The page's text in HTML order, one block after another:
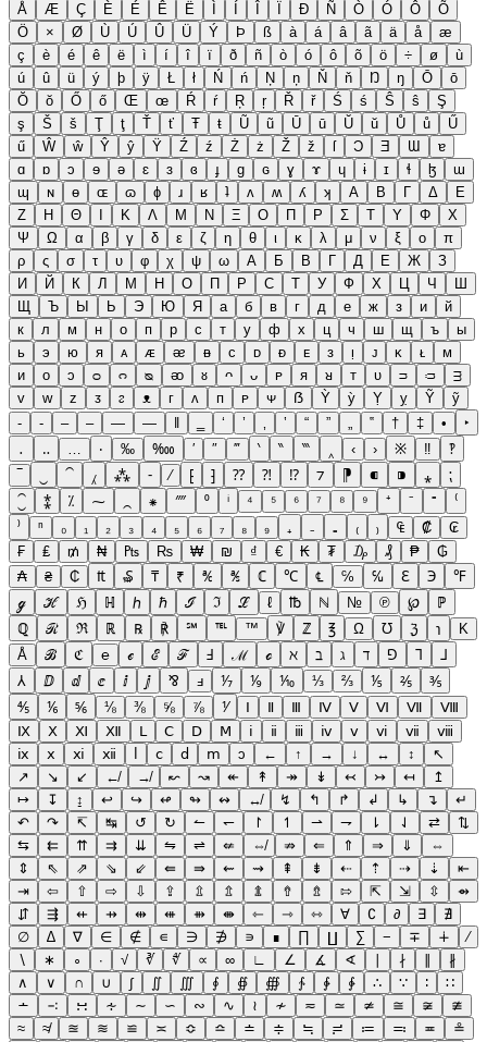
Å
Æ Ç È É Ê Ë Ð Ñ Ò Ó Ô
Õ
Ö
× Ø Ù Ú Û Ü Ý Þ ß à á â ã ä å
æ
ç
è é ê ë ì í î ï ð ñ ò ó ô õ ö ÷ ø
ù
ú
û ü ý þ ÿ Ł ł Ń ń Ņ ņ Ň ň Ŋ ŋ Ō
ō
Ŏ
ŏ Ő ő Œ œ Ŕ ŕ Ŗ ŗ Ř ř Ś ś Ŝ ŝ
Ş
ş
Š š Ţ ţ Ť ť Ŧ ŧ Ũ ũ Ū ū Ŭ ŭ Ů ů
Ű
ű
Ŵ ŵ Ŷ ŷ Ÿ Ź ź Ż ż Ž ž ſ Ɔ Ǝ Ɯ
ɐ
ɑ
ɒ ɔ ɘ ə ɛ ɜ ɞ ɟ ɡ ɢ ɣ ɤ ɥ ɨ ɪ ɬ ɮ
ɯ
ɰ
ɴ ɵ ɶ ɷ ɸ ɹ ʁ ʇ ʌ ʍ ʎ ʞ Α Β Γ Δ
Ε
Ζ
Η Θ Κ Λ Μ Ν Ξ Ο Π Ρ Σ Τ Υ Φ
Χ
Ψ
Ω α β γ δ ε ζ η θ ι κ λ μ ν ξ ο
π
ρ
ς σ τ υ φ χ ψ ω А Б В Г Д Е Ж
З
И
Й К Л М Н О П Р С Т У Ф Х Ц Ч
Ш
Щ
Ъ Ы Ь Э Ю Я а б в г д е ж з и
й
к
л м н о п р с т у ф х ц ч ш щ ъ
ы
ь
э ю я ᴀ ᴁ ᴂ ᴃ ᴄ ᴅ ᴆ ᴇ ᴈ ᴉ ᴊ ᴋ ᴌ
ᴍ
ᴎ
ᴏ ᴐ ᴑ ᴒ ᴓ ᴔ ᴕ ᴖ ᴗ ᴘ ᴙ ᴚ ᴛ ᴜ ᴝ ᴞ
ᴟ
ᴠ
ᴡ ᴢ ᴣ ᴤ ᴥ ᴦ ᴧ ᴨ ᴩ ᴪ ẞ Ỳ ỳ Ỵ ỵ Ỹ
ỹ
‐
‑ ‒ – — ― ‘ ’ ‚ ‛ “ ” „ ‟ † ‡ •
‣
․
‥ … ‧ ‰ ‱ ′ ″ ‴ ‵ ‶ ‷ ‸ ‹ › ※ ‼
‽
⁀ ⁁ ⁂ ⁃ ⁄ ⁅ ⁆ ⁇ ⁈ ⁉ ⁊ ⁋ ⁌ ⁍ ⁎
⁏
⁐
⁑ ⁒ ⁓ ⁔ ⁕ ⁗ ⁰ ⁱ ⁴ ⁵ ⁶ ⁷ ⁸ ⁹ ⁺ ⁻ ⁼
⁽
⁾
ⁿ ₀ ₁ ₂ ₃ ₄ ₅ ₆ ₇ ₈ ₉ ₊ ₋ ₌ ₍ ₎ ₠ ₡
₢
₣
₤ ₥ ₦ ₧ ₨ ₩ ₪ ₫ € ₭ ₮ ₯ ₰ ₱
₲
₳
₴ ₵ ₶ ₷ ₸ ₹ ℀ ℁ ℂ ℃ ℄ ℅ ℆ ℇ ℈
℉
ℊ
ℋ ℌ ℍ ℎ ℏ ℐ ℑ ℒ ℓ ℔ ℕ № ℗ ℘
ℙ
ℚ
ℛ ℜ ℝ ℞ ℟ ℠ ℡ ™ ℣ ℤ ℥ Ω ℧ ℨ ℩
K
Å
ℬ ℭ ℮ ℯ ℰ ℱ Ⅎ ℳ ℴ ℵ ℶ ℷ ℸ ⅁ ⅂
⅃
⅄
ⅅ ⅆ ⅇ ⅈ ⅉ ⅋ ⅎ ⅐ ⅑ ⅒ ⅓ ⅔ ⅕ ⅖
⅗
⅘
⅙ ⅚ ⅛ ⅜ ⅝ ⅞ ⅟ Ⅰ Ⅱ Ⅲ Ⅳ Ⅴ Ⅵ Ⅶ
Ⅷ
Ⅸ
Ⅹ Ⅺ Ⅻ Ⅼ Ⅽ Ⅾ Ⅿ ⅰ ⅱ ⅲ ⅳ ⅴ ⅵ ⅶ
ⅷ
ⅸ
ⅹ ⅺ ⅻ ⅽ ⅾ ⅿ ↄ ← ↑ → ↓ ↔ ↕
↖
↗
↘ ↙ ↚ ↛ ↜ ↝ ↞ ↟ ↠ ↡ ↢ ↣ ↤
↥
↦
↧ ↨ ↩ ↪ ↫ ↬ ↭ ↮ ↯ ↰ ↱ ↲ ↳ ↴
↵
↶
↷ ↸ ↹ ↺ ↻ ↼ ↽ ↾ ↿ ⇀ ⇁ ⇂ ⇃ ⇄
⇅
⇆
⇇ ⇈ ⇉ ⇊ ⇋ ⇌ ⇍ ⇎ ⇏ ⇐ ⇑ ⇒ ⇓
⇔
⇕
⇖ ⇗ ⇘ ⇙ ⇚ ⇛ ⇜ ⇝ ⇞ ⇟ ⇠ ⇡ ⇢ ⇣
⇤
⇥
⇦ ⇧ ⇨ ⇩ ⇪ ⇫ ⇬ ⇭ ⇮ ⇯ ⇰ ⇱ ⇲ ⇳
⇴
⇵
⇶ ⇷ ⇸ ⇹ ⇺ ⇻ ⇼ ⇽ ⇾ ⇿ ∀ ∁ ∂ ∃
∄
∅
∆ ∇ ∈ ∉ ∊ ∋ ∌ ∍ ∎ ∏ ∐ ∑ − ∓ ∔
∕
∖
∗ ∘ ∙ √ ∛ ∜ ∝ ∞ ∟ ∠ ∡ ∢ ∤
∦
∧
∨ ∩ ∪ ∫ ∬ ∭ ∮ ∯ ∰ ∱ ∲ ∳ ∴ ∵ ∶
∷
∸
∹ ∺ ∻ ∼ ∽ ∾ ∿ ≀ ≁ ≂ ≃ ≄ ≅ ≆
≇
≈
≉ ≊ ≋ ≌ ≍ ≎ ≏ ≐ ≑ ≒ ≓ ≔ ≕ ≖
≗